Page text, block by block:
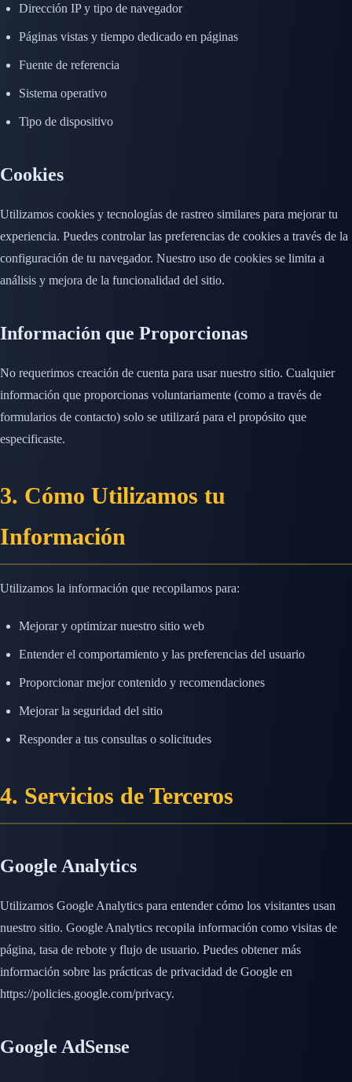
Dirección IP y tipo de navegador
Páginas vistas y tiempo dedicado en páginas
Fuente de referencia
Sistema operativo
Tipo de dispositivo
Cookies
Utilizamos cookies y tecnologías de rastreo similares para mejorar tu
experiencia. Puedes controlar las preferencias de cookies a través de la
configuración de tu navegador. Nuestro uso de cookies se limita a
análisis y mejora de la funcionalidad del sitio.
Información que Proporcionas
No requerimos creación de cuenta para usar nuestro sitio. Cualquier
información que proporcionas voluntariamente (como a través de
formularios de contacto) solo se utilizará para el propósito que
especificaste.
3. Cómo Utilizamos tu
Información
Utilizamos la información que recopilamos para:
Mejorar y optimizar nuestro sitio web
Entender el comportamiento y las preferencias del usuario
Proporcionar mejor contenido y recomendaciones
Mejorar la seguridad del sitio
Responder a tus consultas o solicitudes
4. Servicios de Terceros
Google Analytics
Utilizamos Google Analytics para entender cómo los visitantes usan
nuestro sitio. Google Analytics recopila información como visitas de
página, tasa de rebote y flujo de usuario. Puedes obtener más
información sobre las prácticas de privacidad de Google en
https://policies.google.com/privacy.
Google AdSense